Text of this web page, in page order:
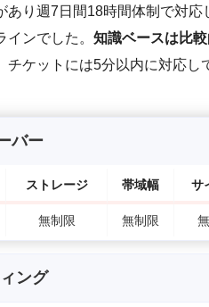
あり週7日間18時間体制で対
ンでした。 知識ベースは比
チケットには5分以内に対応し
バー
ストレージ 帯域幅 サ
無制限 無制限
ング